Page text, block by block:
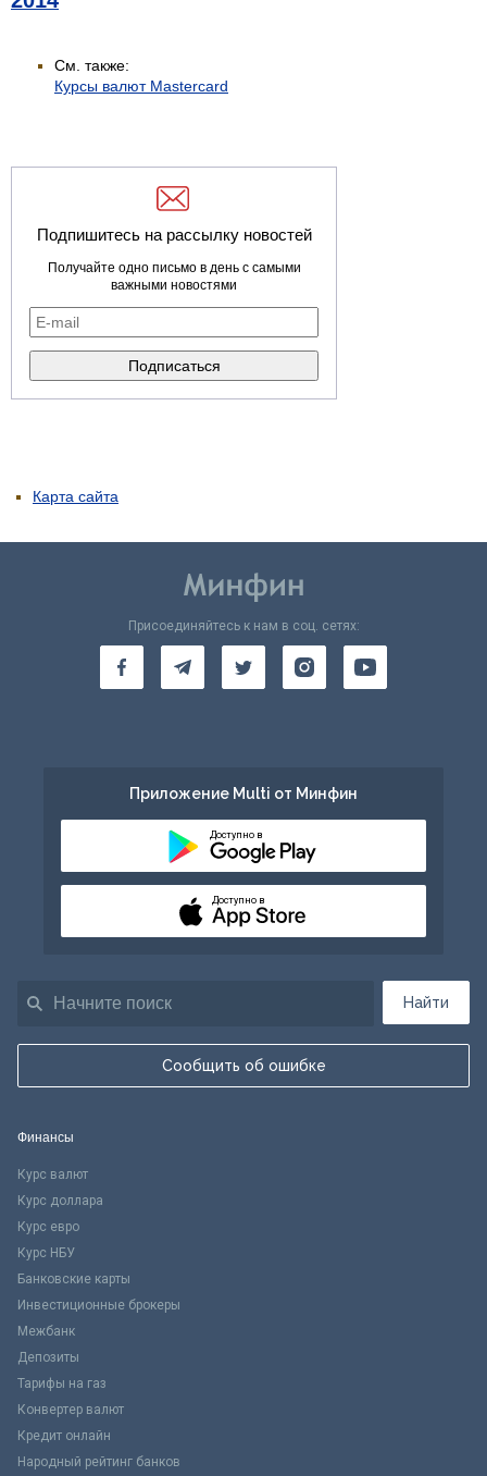
См. также:
Курсы валют Mastercard
Подпишитесь на рассылку новостей
Получайте одно письмо в день с самыми
важными новостями
Карта сайта
Найти
Сообщить об ошибке
Присоединяйтесь к нам в соц. сетях:
Приложение Multi от Минфин
Доступно в
Доступно в
Финансы
Курс валют
Курс доллара
Курс евро
Курс НБУ
Банковские карты
Инвестиционные брокеры
Межбанк
Депозиты
Тарифы на газ
Конвертер валют
Кредит онлайн
Народный рейтинг банков